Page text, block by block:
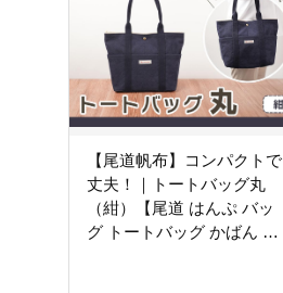
【尾道帆布】コンパクトで
丈夫！｜トートバッグ丸
（紺）【尾道 はんぷ バッ
グ トートバッグ かばん 特